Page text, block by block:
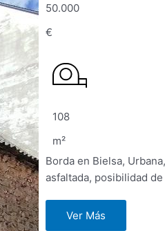
50.000
€
108
m²
Borda en Bielsa,
asfaltada, posibilidad
Ver Más